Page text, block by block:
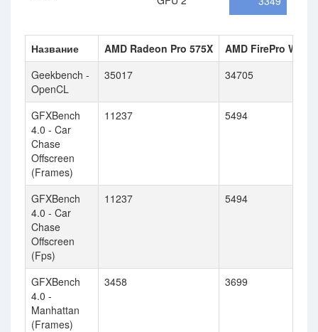
Название AMD Radeon Pro 575X
AMD FirePro
Geekbench -
OpenCL
35017 34705
GFXBench
4.0 - Car
Chase
Offscreen
(Frames)
11237 5494
GFXBench
4.0 - Car
Chase
Offscreen
(Fps)
11237 5494
GFXBench
4.0 -
Manhattan
(Frames)
3458 3699